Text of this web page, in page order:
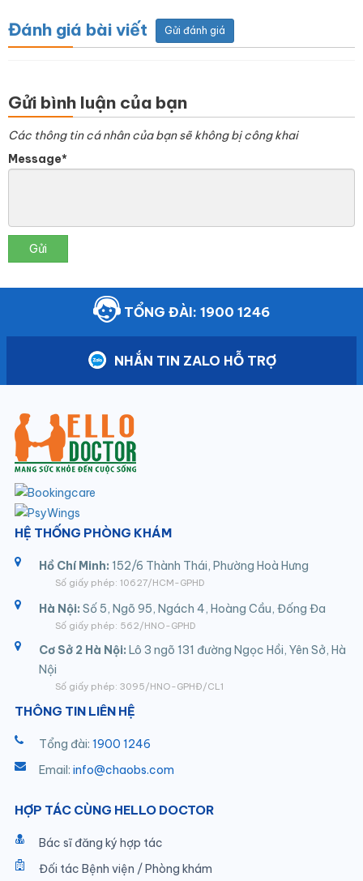
Đánh giá bài viết Gửi đánh giá
Gửi bình luận của bạn
Các thông tin cá nhân của bạn sẽ không bị công khai
Message*
Gửi
TỔNG ĐÀI: 1900 1246
NHẮN TIN ZALO HỖ TRỢ
HỆ THỐNG PHÒNG KHÁM
Hồ Chí Minh: 152/6 Thành Thái, Phường Hoà Hưng
Số giấy phép: 10627/HCM-GPHD
Hà Nội: Số 5, Ngõ 95, Ngách 4, Hoàng Cầu, Đống Đa
Số giấy phép: 562/HNO-GPHD
Cơ Sở 2 Hà Nội: Lô 3 ngõ 131 đường Ngọc Hồi, Yên Sở, Hà
Nội
Số giấy phép: 3095/HNO-GPHĐ/CL1
THÔNG TIN LIÊN HỆ
Tổng đài: 1900 1246
Email: info@chaobs.com
HỢP TÁC CÙNG HELLO DOCTOR
Bác sĩ đăng ký hợp tác
Đối tác Bệnh viện / Phòng khám